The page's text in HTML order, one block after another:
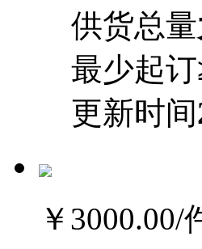
供货总量
最少起订
更新时间
￥3000.00/